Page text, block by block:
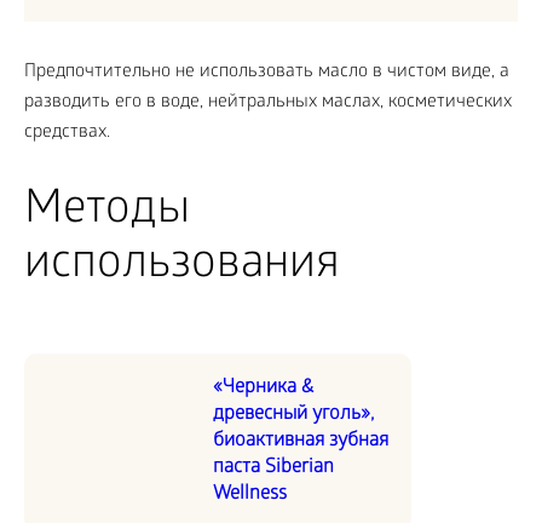
Предпочтительно не использовать масло в чистом виде, а
разводить его в воде, нейтральных маслах, косметических
средствах.
Методы
использования
«Черника &
древесный уголь»,
биоактивная зубная
паста Siberian
Wellness